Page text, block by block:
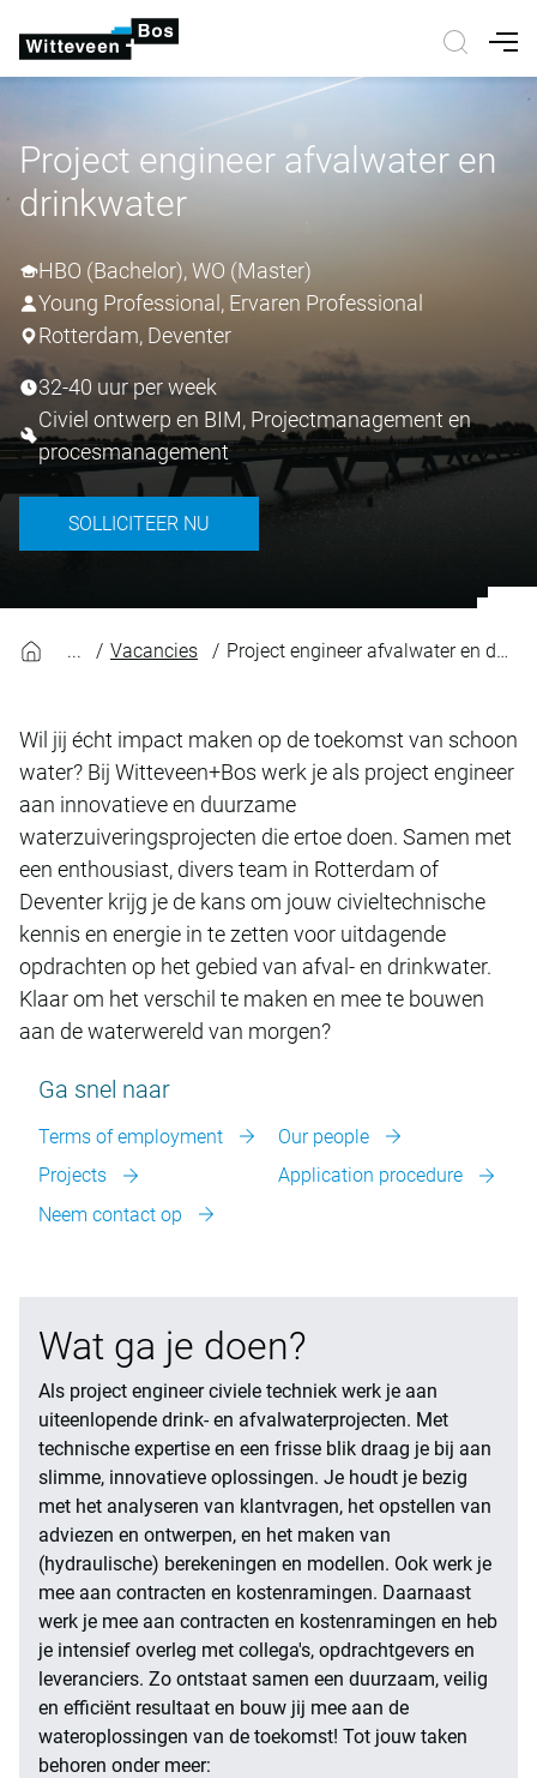
Project engineer afvalwater en
drinkwater
HBO (Bachelor), WO (Master)
Young Professional, Ervaren Professional
Rotterdam, Deventer
32-40 uur per week
Civiel ontwerp en BIM, Projectmanagement en
procesmanagement
SOLLICITEER NU
Vacancies Project engineer afvalwater en drinkwater
Wil jij écht impact maken op de toekomst van schoon
water? Bij Witteveen+Bos werk je als project engineer
aan innovatieve en duurzame
waterzuiveringsprojecten die ertoe doen. Samen met
een enthousiast, divers team in Rotterdam of
Deventer krijg je de kans om jouw civieltechnische
kennis en energie in te zetten voor uitdagende
opdrachten op het gebied van afval- en drinkwater.
Klaar om het verschil te maken en mee te bouwen
aan de waterwereld van morgen?
Ga snel naar
Terms of employment
Our people
Projects
Application procedure
Neem contact op
Wat ga je doen?
Als project engineer civiele techniek werk je aan
uiteenlopende drink- en afvalwaterprojecten. Met
technische expertise en een frisse blik draag je bij aan
slimme, innovatieve oplossingen. Je houdt je bezig
met het analyseren van klantvragen, het opstellen van
adviezen en ontwerpen, en het maken van
(hydraulische) berekeningen en modellen. Ook werk je
mee aan contracten en kostenramingen. Daarnaast
werk je mee aan contracten en kostenramingen en heb
je intensief overleg met collega's, opdrachtgevers en
leveranciers. Zo ontstaat samen een duurzaam, veilig
en efficiënt resultaat en bouw jij mee aan de
wateroplossingen van de toekomst! Tot jouw taken
behoren onder meer: